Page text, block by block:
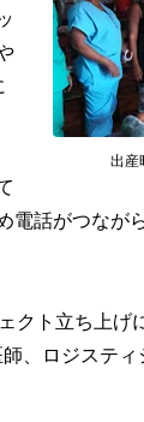
出産
話がつなが
クト立ち上げ
、ロジステ